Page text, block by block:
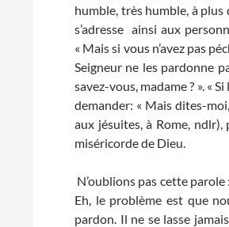
humble, très humble, à plus
s’adresse ainsi aux
« Mais si vous n’avez pas
Seigneur ne les pardonne
savez-vous, madame ? ». «
demander: « Mais dites-
aux jésuites, à Rome, ndlr),
miséricorde de Dieu.
N’oublions pas cette parole
Eh, le problème est que
pardon. Il ne se lasse